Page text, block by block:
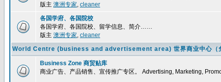
版主 澳洲专家, cleaner
各国学府、各国院校
各国学府、各国院校、留学信息、简介……
版主 澳洲专家, cleaner
World Centre (business and advertisement area) 世界商业中心（
Business Zone 商贸贴库
商业广告、产品销售、宣传推广专区。 Advertising, Marketing,